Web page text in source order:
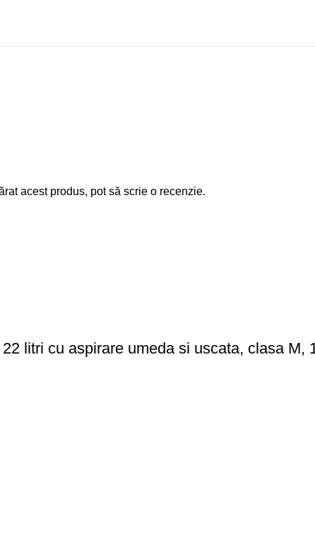
acest produs, pot să scrie o recenzie.
litri cu aspirare umeda si uscata, clasa M,